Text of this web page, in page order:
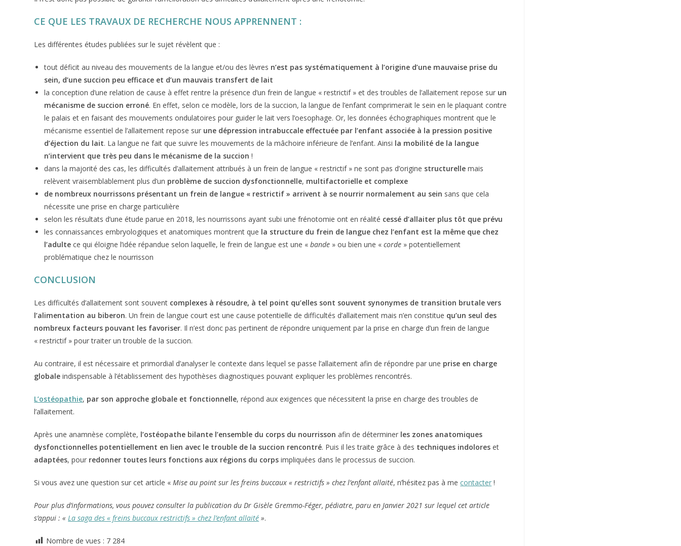
CE QUE LES TRAVAUX DE RECHERCHE NOUS APPRENNENT :
Les différentes études publiées sur le sujet révèlent que :
tout déficit au niveau des mouvements de la langue et/ou des lèvres n’est pas systématiquement à l’origine d’une mauvaise prise du
sein, d’une succion peu efficace et d’un mauvais transfert de lait
la conception d’une relation de cause à effet rentre la présence d’un frein de langue « restrictif » et des troubles de l’allaitement repose sur un
mécanisme de succion erroné. En effet, selon ce modèle, lors de la succion, la langue de l’enfant comprimerait le sein en le plaquant contre
le palais et en faisant des mouvements ondulatoires pour guider le lait vers l’oesophage. Or, les données échographiques montrent que le
mécanisme essentiel de l’allaitement repose sur une dépression intrabuccale effectuée par l’enfant associée à la pression positive
d’éjection du lait. La langue ne fait que suivre les mouvements de la mâchoire inférieure de l’enfant. Ainsi la mobilité de la langue
n’intervient que très peu dans le mécanisme de la succion !
dans la majorité des cas, les difficultés d’allaitement attribués à un frein de langue « restrictif » ne sont pas d’origine structurelle mais
relèvent vraisemblablement plus d’un problème de succion dysfonctionnelle, multifactorielle et complexe
de nombreux nourrissons présentant un frein de langue « restrictif » arrivent à se nourrir normalement au sein sans que cela
nécessite une prise en charge particulière
selon les résultats d’une étude parue en 2018, les nourrissons ayant subi une frénotomie ont en réalité cessé d’allaiter plus tôt que prévu
les connaissances embryologiques et anatomiques montrent que la structure du frein de langue chez l’enfant est la même que chez
l’adulte ce qui éloigne l’idée répandue selon laquelle, le frein de langue est une «bande » ou bien une «corde » potentiellement
problématique chez le nourrisson
CONCLUSION
Les difficultés d’allaitement sont souvent complexes à résoudre, à tel point qu’elles sont souvent synonymes de transition brutale vers
l’alimentation au biberon. Un frein de langue court est une cause potentielle de difficultés d’allaitement mais n’en constitue qu’un seul des
nombreux facteurs pouvant les favoriser. Il n’est donc pas pertinent de répondre uniquement par la prise en charge d’un frein de langue
« restrictif » pour traiter un trouble de la succion.
Au contraire, il est nécessaire et primordial d’analyser le contexte dans lequel se passe l’allaitement afin de répondre par une prise en charge
globale indispensable à l’établissement des hypothèses diagnostiques pouvant expliquer les problèmes rencontrés.
L’ostéopathie, par son approche globale et fonctionnelle, répond aux exigences que nécessitent la prise en charge des troubles de
l’allaitement.
Après une anamnèse complète, l’ostéopathe bilante l’ensemble du corps du nourrisson afin de déterminer les zones anatomiques
dysfonctionnelles potentiellement en lien avec le trouble de la succion rencontré. Puis il les traite grâce à des techniques indolores et
adaptées, pour redonner toutes leurs fonctions aux régions du corps impliquées dans le processus de succion.
Si vous avez une question sur cet article «Mise au point sur les freins buccaux « restrictifs » chez l’enfant allaité, n’hésitez pas à mecontacter !
Pour plus d’informations, vous pouvez consulter la publication du Dr Gisèle Gremmo-Féger, pédiatre, paru en Janvier 2021 sur lequel cet article
s’appui : «La saga des « freins buccaux restrictifs » chez l’enfant allaité ».
Nombre de vues : 7 284